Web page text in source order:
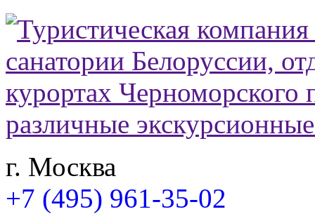
г. Москва
+7 (495) 961-35-02